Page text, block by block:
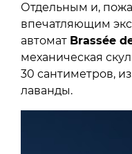
Отдельным и,
впечатляющим
автомат Brassée
механическая
30 сантиметров,
лаванды.